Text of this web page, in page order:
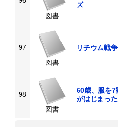
図書
ズ
97
図書
リチウム戦争
98
図書
60歳、服を7
がはじまった